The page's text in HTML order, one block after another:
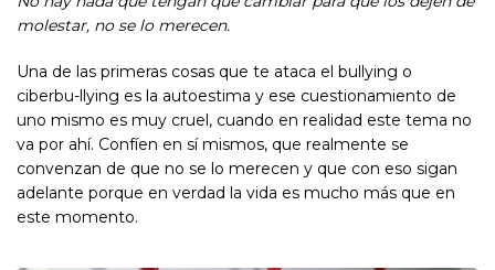
molestar, no se lo merecen.
Una de las primeras cosas que te ataca el bullying o
ciberbu-llying es la autoestima y ese cuestionamiento de
uno mismo es muy cruel, cuando en realidad este tema no
va por ahí. Confíen en sí mismos, que realmente se
convenzan de que no se lo merecen y que con eso sigan
adelante porque en verdad la vida es mucho más que en
este momento.